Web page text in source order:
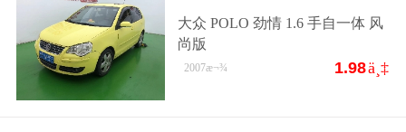
大众 POLO 劲情 1.6 手自一体 风
尚版
1.98ä¸‡
2007æ¬¾